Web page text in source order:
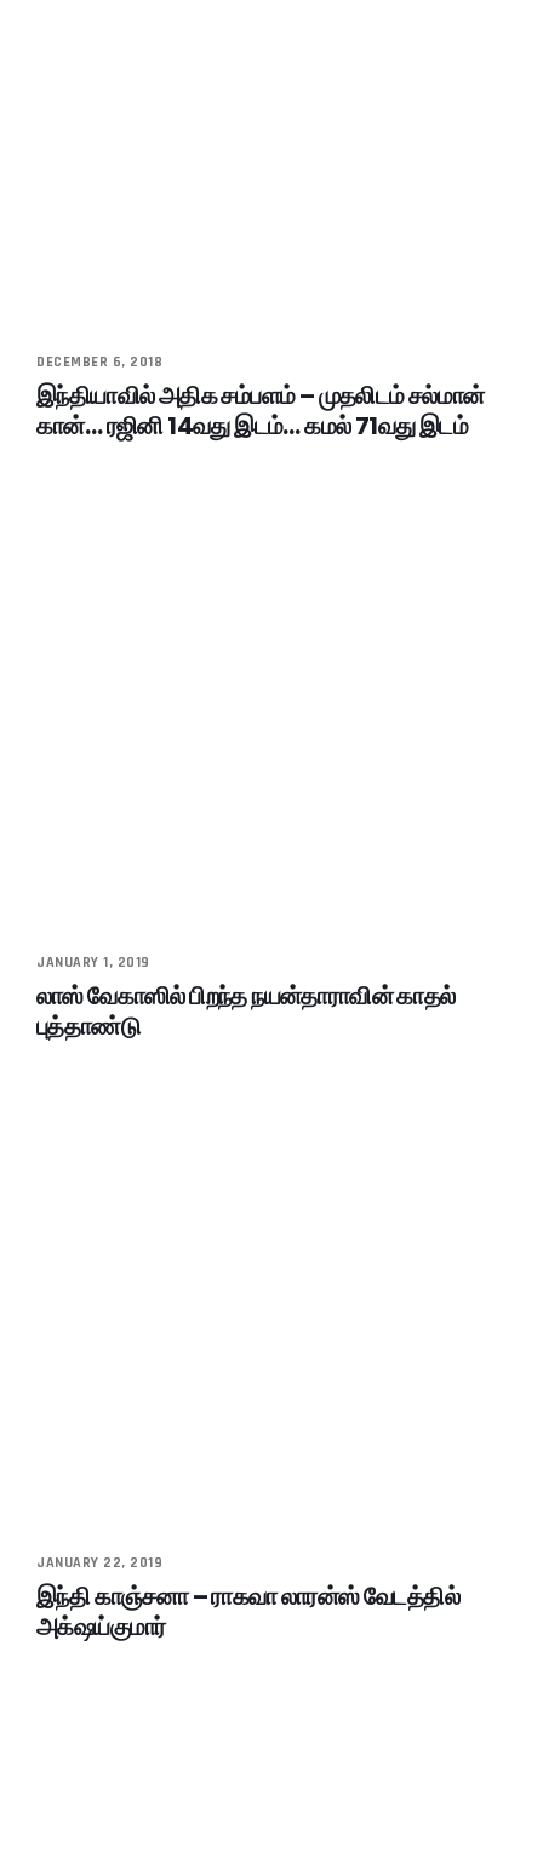
DECEMBER 6, 2018
இந்தியாவில் அதிக சம்பளம் – முதலிடம் சல்மான்
கான்… ரஜினி 14வது இடம்… கமல் 71வது இடம்
JANUARY 1, 2019
லாஸ் வேகாஸில் பிறந்த நயன்தாராவின் காதல்
புத்தாண்டு
JANUARY 22, 2019
இந்தி காஞ்சனா – ராகவா லாரன்ஸ் வேடத்தில்
அக்‌ஷய்குமார்